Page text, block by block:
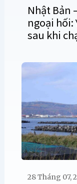
Nhật Bản
ngoại hối:
sau khi
28 Tháng 07,